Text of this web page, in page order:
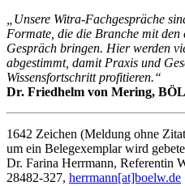
„Unsere Witra-Fachgespräche
Formate, die die Branche mit den
Gespräch bringen. Hier werden
abgestimmt, damit Praxis und
Wissensfortschritt profitieren.“
Dr. Friedhelm von Mering,
1642 Zeichen (Meldung ohne
um ein Belegexemplar wird
Dr. Farina Herrmann, Referentin
28482-327, herrmann[at]boelw.de